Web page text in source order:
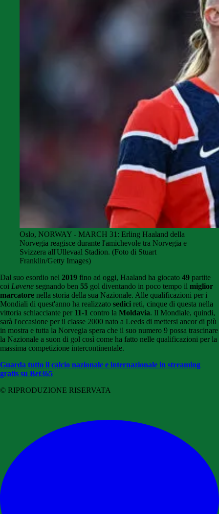
Oslo, NORWAY - MARCH 31: Erling Haaland della
Norvegia reagisce durante l'amichevole tra Norvegia e
Svizzera all'Ullevaal Stadion. (Foto di Stuart
Franklin/Getty Images)
Dal suo esordio nel 2019 fino ad oggi, Haaland ha giocato 49 partite
coi Løvene segnando ben 55 gol diventando in poco tempo il miglior
marcatore nella storia della sua Nazionale. Alle qualificazioni per i
Mondiali di quest'anno ha realizzato sedici reti, cinque di questa nella
vittoria schiacciante per 11-1 contro la Moldavia. Il Mondiale, quindi,
sarà l'occasione per il classe 2000 nato a Leeds di mettersi ancor di più
in mostra e tutta la Norvegia spera che il suo numero 9 possa trascinare
la Nazionale a suon di gol così come ha fatto nelle qualificazioni per la
massima competizione intercontinentale.
Guarda tutto il calcio nazionale e internazionale in streaming
gratis su Bet365
© RIPRODUZIONE RISERVATA